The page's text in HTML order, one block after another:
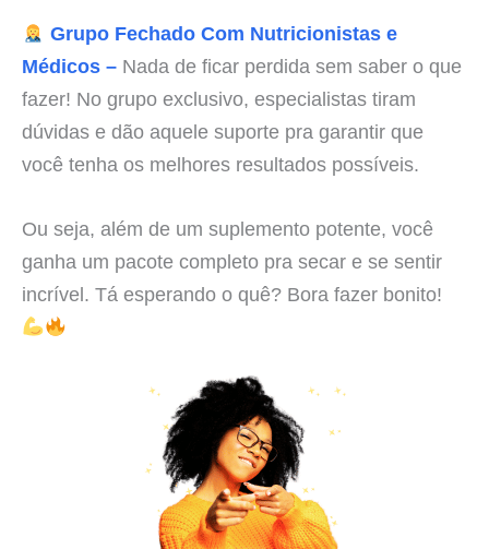
Grupo Fechado Com Nutricionistas e
Médicos – Nada de ficar perdida sem saber o que
fazer! No grupo exclusivo, especialistas tiram
dúvidas e dão aquele suporte pra garantir que
você tenha os melhores resultados possíveis.
Ou seja, além de um suplemento potente, você
ganha um pacote completo pra secar e se sentir
incrível. Tá esperando o quê? Bora fazer bonito!